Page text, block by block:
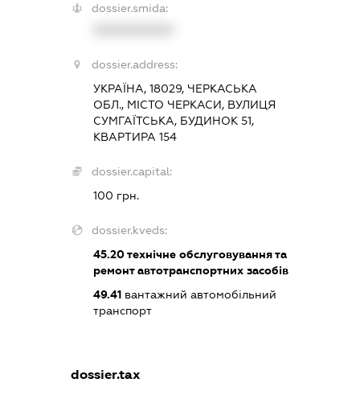
dossier.smida:
dossier.address:
УКРАЇНА, 18029, ЧЕРКАСЬКА
ОБЛ., МІСТО ЧЕРКАСИ, ВУЛИЦЯ
СУМГАЇТСЬКА, БУДИНОК 51,
КВАРТИРА 154
dossier.capital:
100 грн.
dossier.kveds:
45.20технічне обслуговування та
ремонт автотранспортних засобів
49.41вантажний автомобільний
транспорт
dossier.tax